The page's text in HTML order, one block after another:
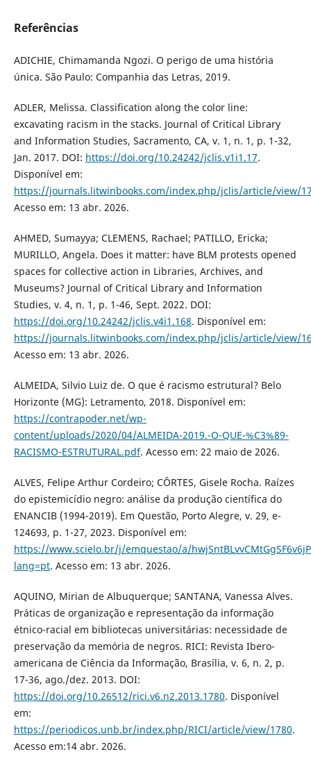
Referências
ADICHIE, Chimamanda Ngozi. O perigo de uma história
única. São Paulo: Companhia das Letras, 2019.
ADLER, Melissa. Classification along the color line:
excavating racism in the stacks. Journal of Critical Library
and Information Studies, Sacramento, CA, v. 1, n. 1, p. 1-32,
Jan. 2017. DOI: https://doi.org/10.24242/jclis.v1i1.17.
Disponível em:
https://journals.litwinbooks.com/index.php/jclis/article/view/
Acesso em: 13 abr. 2026.
AHMED, Sumayya; CLEMENS, Rachael; PATILLO, Ericka;
MURILLO, Angela. Does it matter: have BLM protests opened
spaces for collective action in Libraries, Archives, and
Museums? Journal of Critical Library and Information
Studies, v. 4, n. 1, p. 1-46, Sept. 2022. DOI:
https://doi.org/10.24242/jclis.v4i1.168. Disponível em:
https://journals.litwinbooks.com/index.php/jclis/article/view/
Acesso em: 13 abr. 2026.
ALMEIDA, Silvio Luiz de. O que é racismo estrutural? Belo
Horizonte (MG): Letramento, 2018. Disponível em:
https://contrapoder.net/wp-
content/uploads/2020/04/ALMEIDA-2019.-O-QUE-%C3%89-
RACISMO-ESTRUTURAL.pdf. Acesso em: 22 maio de 2026.
ALVES, Felipe Arthur Cordeiro; CÔRTES, Gisele Rocha. Raízes
do epistemicídio negro: análise da produção científica do
ENANCIB (1994-2019). Em Questão, Porto Alegre, v. 29, e-
124693, p. 1-27, 2023. Disponível em:
https://www.scielo.br/j/emquestao/a/
lang=pt. Acesso em: 13 abr. 2026.
AQUINO, Mirian de Albuquerque; SANTANA, Vanessa Alves.
Práticas de organização e representação da informação
étnico-racial em bibliotecas universitárias: necessidade de
preservação da memória de negros. RICI: Revista Ibero-
americana de Ciência da Informação, Brasília, v. 6, n. 2, p.
17-36, ago./dez. 2013. DOI:
https://doi.org/10.26512/rici.v6.n2.2013.1780. Disponível
em:
https://periodicos.unb.br/index.php/RICI/article/view/1780.
Acesso em:14 abr. 2026.